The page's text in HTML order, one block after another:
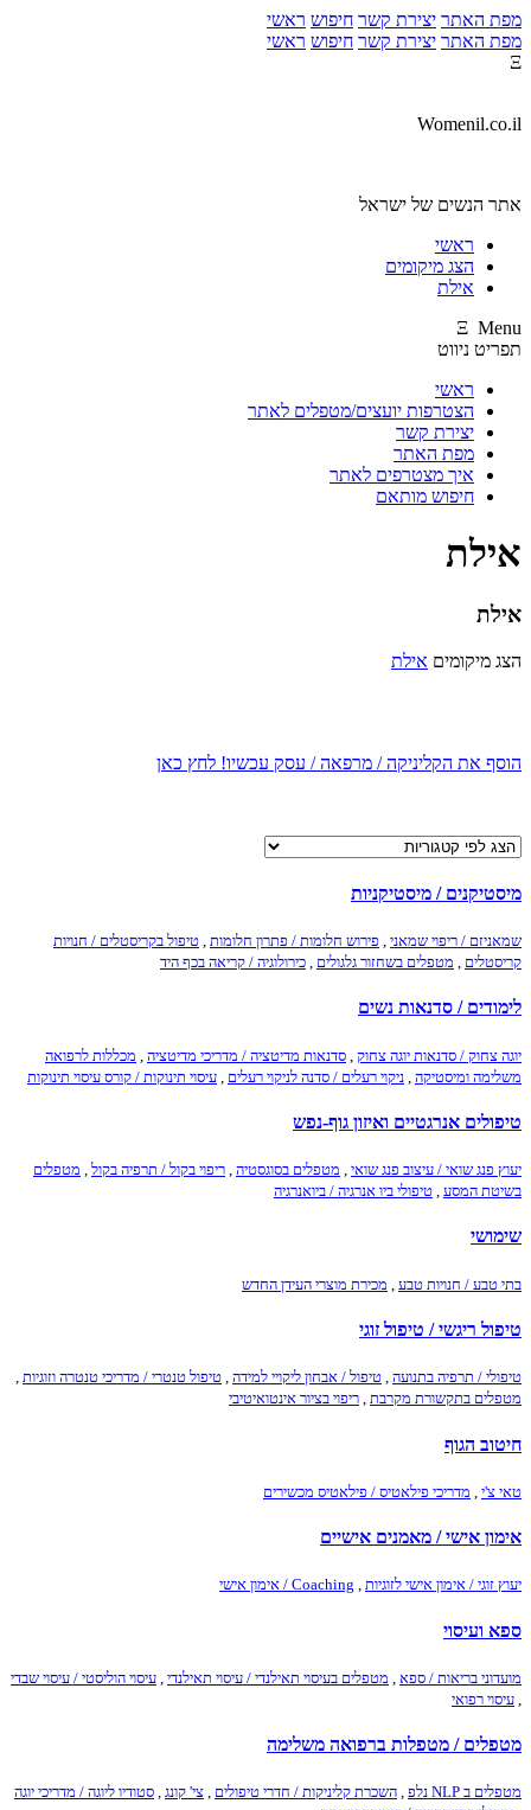
מפת האתר יצירת קשר חיפוש ראשי
מפת האתר יצירת קשר חיפוש ראשי
Ξ
Womenil.co.il
אתר הנשים של ישראל
ראשי
הצג מיקומים
אילת
Ξ Menu
תפריט ניווט
ראשי
הצטרפות יועצים/מטפלים לאתר
יצירת קשר
מפת האתר
איך מצטרפים לאתר
חיפוש מותאם
אילת
אילת
הצג מיקומים אילת
הוסף את הקליניקה / מרפאה / עסק עכשיו! לחץ כאן
מיסטיקנים / מיסטיקניות
שמאניזם / ריפוי שמאני , פירוש חלומות / פתרון חלומות , טיפול בקריסטלים / חנויות
קריסטלים , מטפלים בשחזור גלגולים , כירולוגיה / קריאה בכף היד
לימודים / סדנאות נשים
יוגה צחוק / סדנאות יוגה צחוק סדנאות מדיטציה / מדריכי מדיטציה
מכללות לרפואה
משלימה ומיסטיקה ניקוי רעלים / סדנה לניקוי רעלים עיסוי תינוקות / קורס עיסוי תינוקות
טיפולים אנרגטיים ואיזון גוף-נפש
יעוץ פנג שואי / עיצוב פנג שואי , מטפלים בסוגסטיה , ריפוי בקול / תרפיה בקול , מטפלים
בשיטת המסע , טיפולי ביו אנרגיה / ביואנרגיה
שימושי
בתי טבע / חנויות טבע מכירת מוצרי העידן החדש
טיפול ריגשי / טיפול זוגי
טיפולי / תרפיה בתנועה , טיפול / אבחון ליקויי למידה , טיפול טנטרי / מדריכי טנטרה וזוגיות ,
מטפלים בתקשורת מקרבת , ריפוי בציור אינטואיטיבי
חיטוב הגוף
טאי צ'י מדריכי פילאטיס / פילאטיס מכשירים
אימון אישי / מאמנים אישיים
יעוץ זוגי / אימון אישי לזוגיות , Coaching / אימון אישי
ספא ועיסוי
מועדוני בריאות / ספא מטפלים בעיסוי תאילנדי / עיסוי תאילנדי עיסוי הוליסטי / עיסוי שבדי
עיסוי רפואי
מטפלים / מטפלות ברפואה משלימה
מטפלים ב NLP נלפ , השכרת קליניקות / חדרי טיפולים , צי' קונג , סטודיו ליוגה / מדריכי יוגה